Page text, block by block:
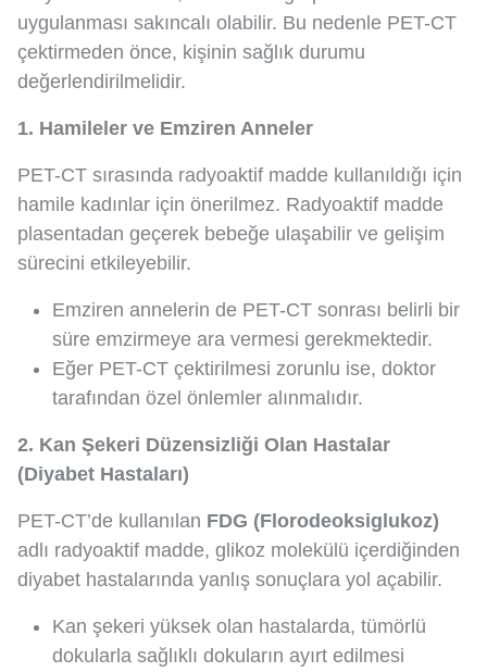
uygulanması sakıncalı olabilir. Bu nedenle PET-CT
çektirmeden önce, kişinin sağlık durumu
değerlendirilmelidir.
1. Hamileler ve Emziren Anneler
PET-CT sırasında radyoaktif madde kullanıldığı için
hamile kadınlar için önerilmez. Radyoaktif madde
plasentadan geçerek bebeğe ulaşabilir ve gelişim
sürecini etkileyebilir.
Emziren annelerin de PET-CT sonrası belirli bir
süre emzirmeye ara vermesi gerekmektedir.
Eğer PET-CT çektirilmesi zorunlu ise, doktor
tarafından özel önlemler alınmalıdır.
2. Kan Şekeri Düzensizliği Olan Hastalar
(Diyabet Hastaları)
PET-CT’de kullanılan FDG (Florodeoksiglukoz)
adlı radyoaktif madde, glikoz molekülü içerdiğinden
diyabet hastalarında yanlış sonuçlara yol açabilir.
Kan şekeri yüksek olan hastalarda, tümörlü
dokularla sağlıklı dokuların ayırt edilmesi